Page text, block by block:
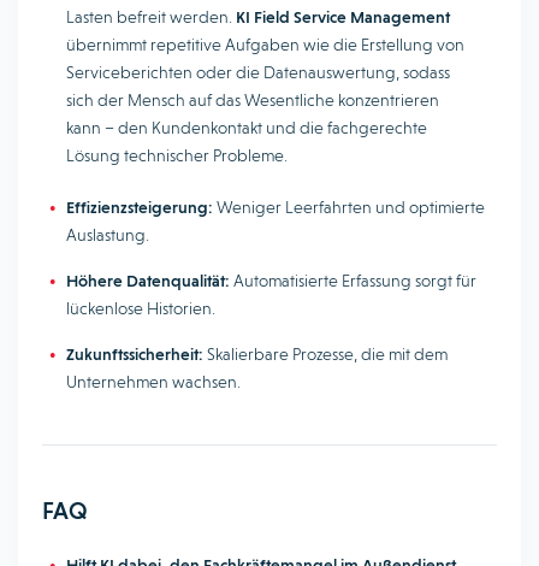
Lasten befreit werden. KI Field Service Management
übernimmt repetitive Aufgaben wie die Erstellung von
Serviceberichten oder die Datenauswertung, sodass
sich der Mensch auf das Wesentliche konzentrieren
kann – den Kundenkontakt und die fachgerechte
Lösung technischer Probleme.
Effizienzsteigerung: Weniger Leerfahrten und optimierte
Auslastung.
Höhere Datenqualität: Automatisierte Erfassung sorgt für
lückenlose Historien.
Zukunftssicherheit: Skalierbare Prozesse, die mit dem
Unternehmen wachsen.
FAQ